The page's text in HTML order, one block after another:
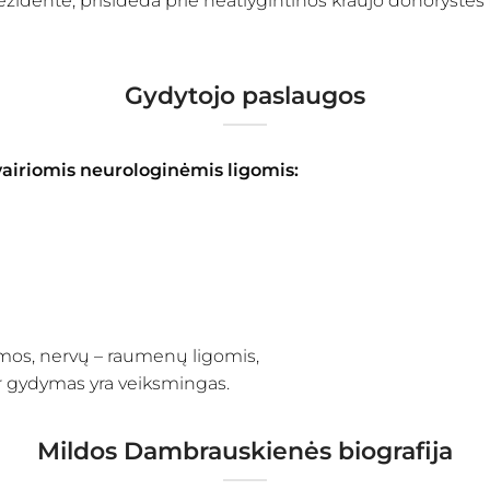
Gydytojo paslaugos
neurologinėmis ligomis:
nervų – raumenų ligomis,
yra veiksmingas.
Mildos Dambrauskienės biografija